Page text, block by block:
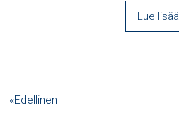
Lue lisää
«Edellinen